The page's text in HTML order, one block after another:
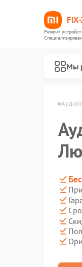
Ремонт
Мы
Xiaomi в Иркутске